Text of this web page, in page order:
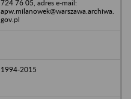
724 76 05, adres e-mail:
apw.milanowek@warszawa.archiwa.
gov.pl
1994-2015